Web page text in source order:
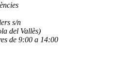
s/n
del Vallès)
de 9:00 a 14:00